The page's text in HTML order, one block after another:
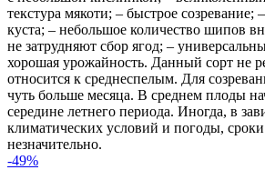
текстура мякоти; – быстрое созревание;
куста; – небольшое количество шипов
не затрудняют сбор ягод; –
хорошая урожайность. Данный сорт не
относится к среднеспелым. Для
чуть больше месяца. В среднем плоды
середине летнего периода. Иногда, в
климатических условий и погоды,
незначительно.
-49%